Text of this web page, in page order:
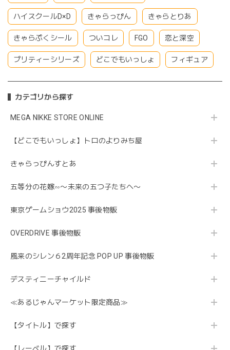
ハイスクールD×D きゃらっぴん きゃらとりあ
きゃらぷくシール ついコレ FGO 恋と深空
プリティーシリーズ どこでもいっしょ フィギュア
カテゴリから探す
MEGA NIKKE STORE ONLINE
【どこでもいっしょ】トロのよりみち屋
きゃらっぴんすとあ
五等分の花嫁∽〜未来の五つ子たちへ〜
東京ゲームショウ2025 事後物販
OVERDRIVE 事後物販
風来のシレン６2周年記念 POP UP 事後物販
デスティニーチャイルド
≪あるじゃんマーケット限定商品≫
【タイトル】で探す